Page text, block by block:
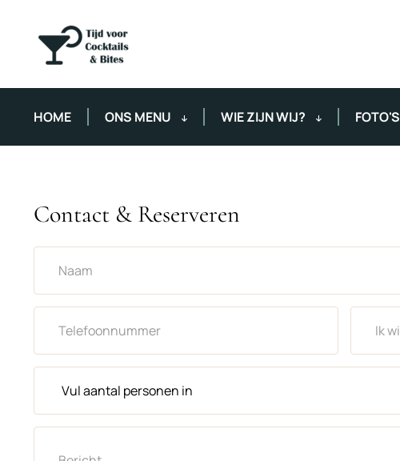
HOME ONS MENU WIE ZIJN WIJ? FOTO'S
Contact & Reserveren